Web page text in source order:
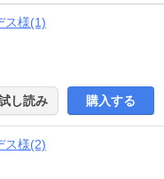
ス様(1)
し読み 購入する
ス様(2)